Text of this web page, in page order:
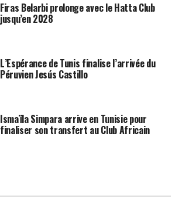
Firas Belarbi prolonge avec le Hatta Club
jusqu’en 2028
L’Espérance de Tunis finalise l’arrivée du
Péruvien Jesús Castillo
Ismaïla Simpara arrive en Tunisie pour
finaliser son transfert au Club Africain